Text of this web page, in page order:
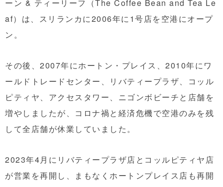
ーン & ティーリーフ（The Coffee Bean and Tea Le
af）は、スリランカに2006年に1号店を空港にオープ
ン。
その後、2007年にホートン・プレイス、2010年にワ
ールドトレードセンター、リバティープラザ、コッル
ピティヤ、アクセスタワー、ニゴンボビーチと店舗を
増やしましたが、コロナ禍と経済危機で空港のみを残
して全店舗が休業していました。
2023年4月にリバティープラザ店とコッルピティヤ店
が営業を再開し、まもなくホートンプレイス店も再開